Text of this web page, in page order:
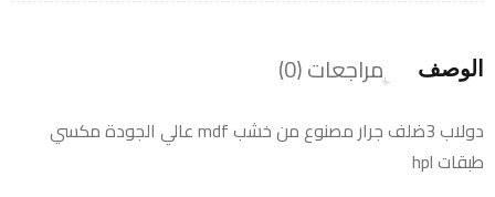
الوصف مراجعات (0)
دولاب 3ضلف جرار مصنوع من خشب mdf عالي الجودة مكسي
طبقات hpl